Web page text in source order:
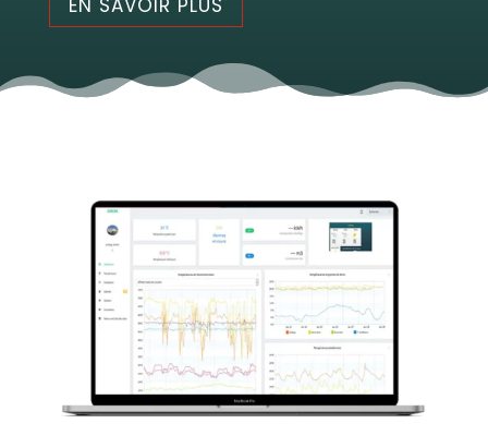
EN SAVOIR PLUS